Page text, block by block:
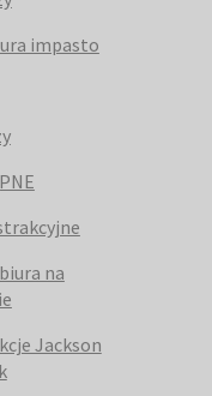
impasto
na
Jackson